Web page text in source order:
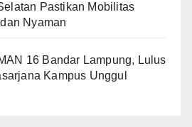
Pastikan Mobilitas
Nyaman
16 Bandar Lampung, Lulus
Kampus Unggul